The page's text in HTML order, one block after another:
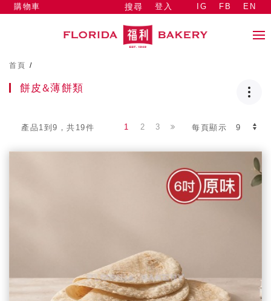
搜尋 登入
購物車 IG FB EN
首頁 /
餅皮&薄餅類
產品1到9，共19件 每頁顯示
1 2 3